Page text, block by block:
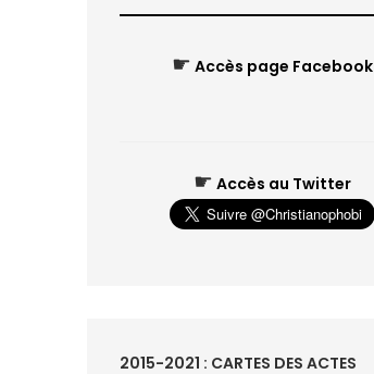
☛ Accès page Facebook
☛ Accès au Twitter
2015-2021 : CARTES DES ACTES